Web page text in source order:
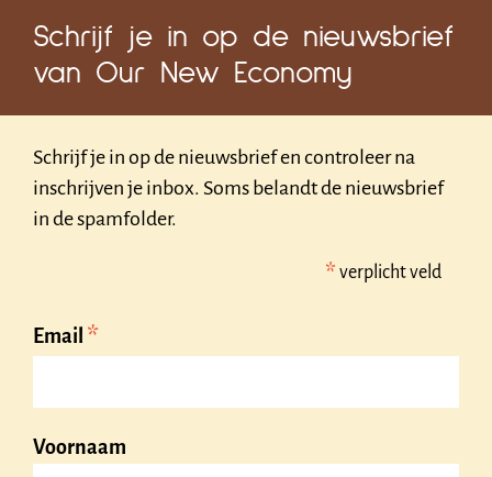
Schrijf je in op de nieuwsbrief
van Our New Economy
Schrijf je in op de nieuwsbrief en controleer na
inschrijven je inbox. Soms belandt de nieuwsbrief
in de spamfolder.
* verplicht veld
Email *
Voornaam